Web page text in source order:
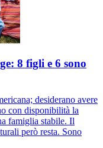
8 figli e 6 sono
desiderano avere
con disponibilità la
famiglia stabile. Il
però resta. Sono